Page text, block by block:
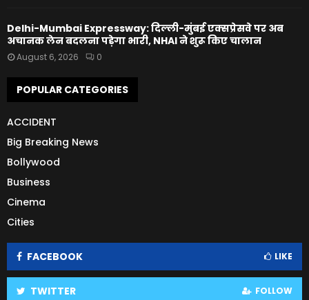
Delhi-Mumbai Expressway: दिल्ली-मुंबई एक्सप्रेसवे पर अब
अचानक लेन बदलना पड़ेगा भारी, NHAI ने शुरू किए चालान
August 6, 2026 0
POPULAR CATEGORIES
ACCIDENT
Big Breaking News
Bollywood
Business
Cinema
Cities
FACEBOOK LIKE
TWITTER FOLLOW